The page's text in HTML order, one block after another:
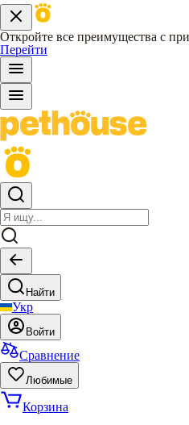
Откройте все преимущества с
Перейти
Найти
Укр
Войти
Сравнение
Любимые
Корзина